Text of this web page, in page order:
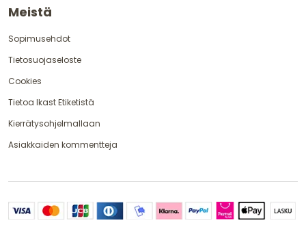
Meistä
Sopimusehdot
Tietosuojaseloste
Cookies
Tietoa Ikast Etiketistä
Kierrätysohjelmallaan
Asiakkaiden kommentteja